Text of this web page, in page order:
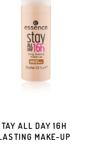
ALL DAY 16H
MAKE-UP